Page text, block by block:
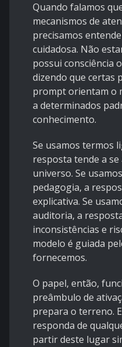
Quando falamos
mecanismos de
precisamos
cuidadosa. Não
possui consciência
dizendo que certas
prompt orientam o
a determinados
conhecimento.
Se usamos termos
resposta tende a
universo. Se
pedagogia, a
explicativa. Se
auditoria, a
inconsistências e
modelo é guiada
fornecemos.
O papel, então,
preâmbulo de
prepara o terreno.
responda de
partir deste lugar